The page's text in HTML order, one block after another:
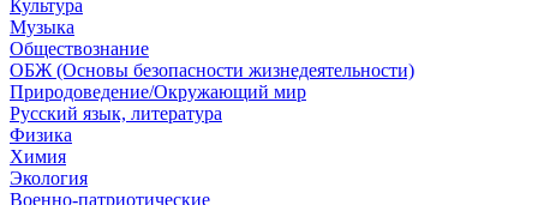
Культура
Музыка
Обществознание
ОБЖ (Основы безопасности жизнедеятельности)
Природоведение/Окружающий мир
Русский язык, литература
Физика
Химия
Экология
Военно-патриотические